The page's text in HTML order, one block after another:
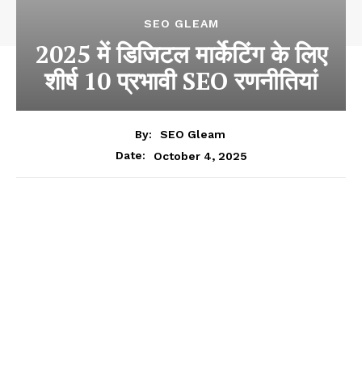
SEO GLEAM
2025 में डिजिटल मार्केटिंग के लिए
शीर्ष 10 प्रभावी SEO रणनीतियां
By:
SEO Gleam
Date:
October 4, 2025